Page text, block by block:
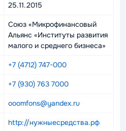
25.11.2015
Союз «Микрофинансовый
Альянс «Институты развития
малого и среднего бизнеса»
+7 (4712) 747-000
+7 (930) 763 7000
ooomfons@yandex.ru
http://нужныесредства.рф